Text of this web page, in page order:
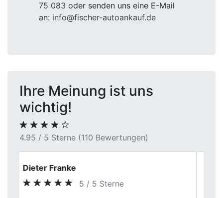
75 083 oder senden uns eine E-Mail
an: info@fischer-autoankauf.de
Ihre Meinung ist uns
wichtig!
4.95 / 5 Sterne (110 Bewertungen)
Dennis H.
5 / 5 Sterne